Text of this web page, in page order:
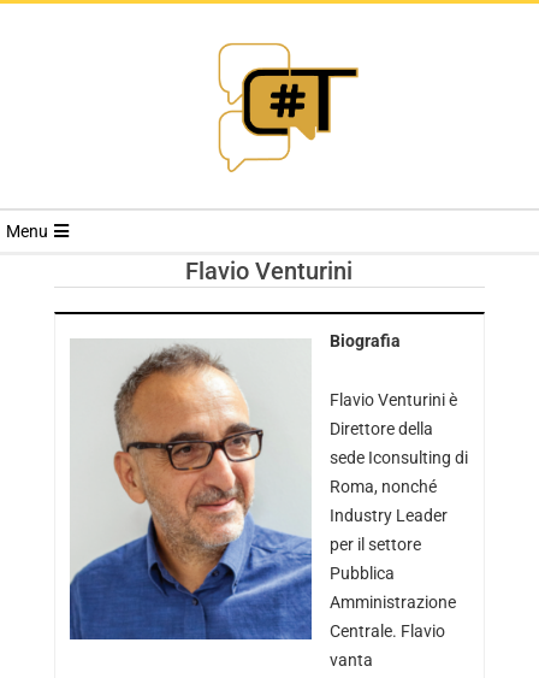
RIVISTA
TRENDS
Menu
Flavio Venturini
Biografia
Flavio Venturini è
Direttore della
sede Iconsulting di
Roma, nonché
Industry Leader
per il settore
Pubblica
Amministrazione
Centrale. Flavio
vanta